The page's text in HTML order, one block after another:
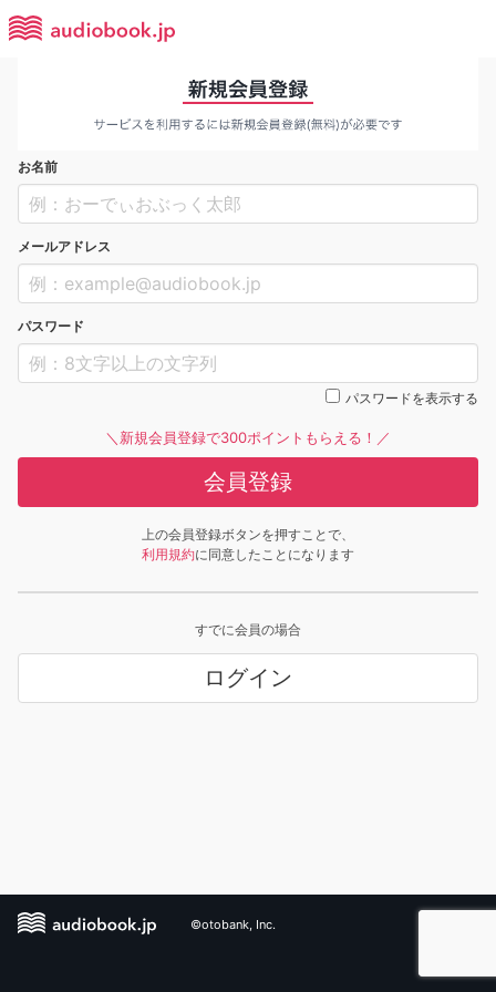
お名前
メールアドレス
パスワード
パスワードを表示する
＼新規会員登録で300ポイントもらえる！／
会員登録
上の会員登録ボタンを押すことで、
利用規約に同意したことになります
すでに会員の場合
ログイン
©otobank, Inc.